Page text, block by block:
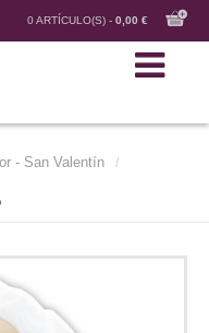
0 ARTÍCULO(S) - 0,00 €
- San Valentín /